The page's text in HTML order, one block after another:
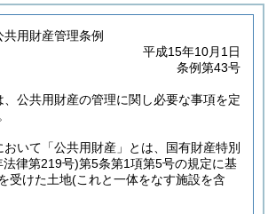
共用財産管理条例
平成15年10月1日
条例第43号
、公共用財産の管理に関し必要な事項を定
おいて「公共用財産」とは、国有財産特別
律第219号)第5条第1項第5号の規定に基
受けた土地(これと一体をなす施設を含